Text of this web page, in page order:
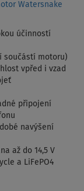
Watersnake
účinností
součástí motoru)
vpřed i vzad
připojení
navýšení
až do 14,5 V
a LiFePO4